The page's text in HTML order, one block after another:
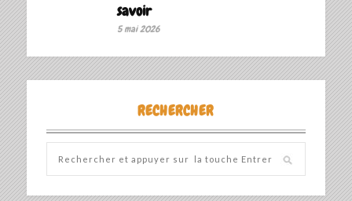
savoir ‎
5 mai 2026
RECHERCHER